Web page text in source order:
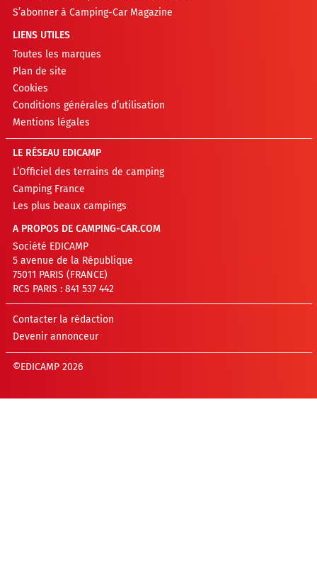
S’abonner à Camping-Car Magazine
LIENS UTILES
Toutes les marques
Plan de site
Cookies
Conditions générales d’utilisation
Mentions légales
LE RÉSEAU EDICAMP
L’Officiel des terrains de camping
Camping France
Les plus beaux campings
A PROPOS DE CAMPING-CAR.COM
Société EDICAMP
5 avenue de la République
75011 PARIS (FRANCE)
RCS PARIS : 841 537 442
Contacter la rédaction
Devenir annonceur
©EDICAMP 2026